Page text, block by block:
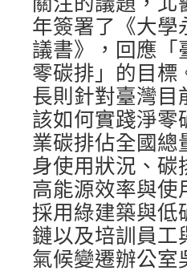
年簽署了《大學
議書》，回應「
零碳排」的目標
長則針對臺灣目
該如何實踐淨零
業碳排佔全國總
身使用狀況、碳
高能源效率與使
採用綠建築與低
鏈以及培訓員工
氣候變遷辦公室